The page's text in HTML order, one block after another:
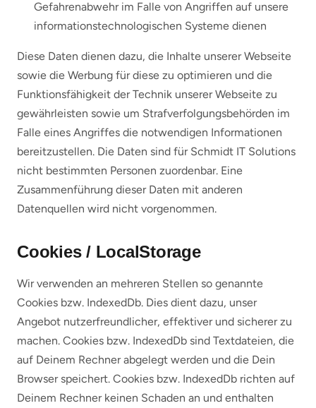
Gefahrenabwehr im Falle von Angriffen auf unsere
informationstechnologischen Systeme dienen
Diese Daten dienen dazu, die Inhalte unserer Webseite
sowie die Werbung für diese zu optimieren und die
Funktionsfähigkeit der Technik unserer Webseite zu
gewährleisten sowie um Strafverfolgungsbehörden im
Falle eines Angriffes die notwendigen Informationen
bereitzustellen. Die Daten sind für Schmidt IT Solutions
nicht bestimmten Personen zuordenbar. Eine
Zusammenführung dieser Daten mit anderen
Datenquellen wird nicht vorgenommen.
Cookies / LocalStorage
Wir verwenden an mehreren Stellen so genannte
Cookies bzw. IndexedDb. Dies dient dazu, unser
Angebot nutzerfreundlicher, effektiver und sicherer zu
machen. Cookies bzw. IndexedDb sind Textdateien, die
auf Deinem Rechner abgelegt werden und die Dein
Browser speichert. Cookies bzw. IndexedDb richten auf
Deinem Rechner keinen Schaden an und enthalten